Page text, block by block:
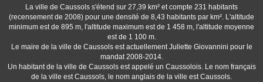
La ville de Caussols s'étend sur 27,39 km² et compte 231 habitants
(recensement de 2008) pour une densité de 8,43 habitants par km². L'altitude
minimum est de 895 m, l'altitude maximum est de 1 458 m, l'altitude moyenne
est de 1 100 m.
Le maire de la ville de Caussols est actuellement Juliette Giovannini pour le
mandat 2008-2014.
Un habitant de la ville de Caussols est appelé un Caussolois. Le nom français
de la ville est Caussols, le nom anglais de la ville est Caussols.